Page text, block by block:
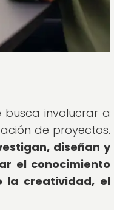
involucrar a
de proyectos.
diseñan y
el conocimiento
la creatividad, el